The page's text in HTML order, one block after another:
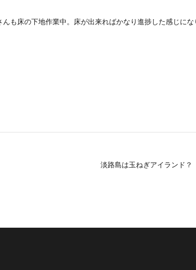
床の下地作業中。床が出来ればかなり進捗した感じにな
淡路島は玉ねぎアイランド？